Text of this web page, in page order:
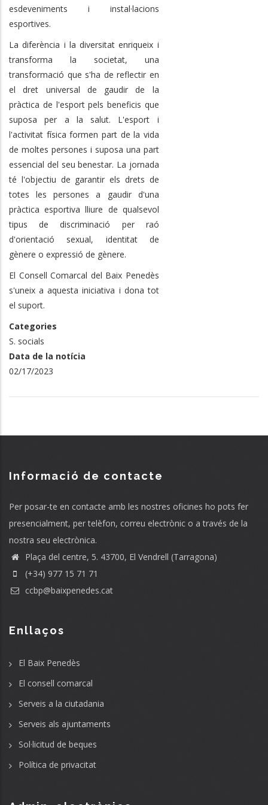
esdeveniments i instal·lacions
esportives.
La diferència i la diversitat enriqueix i
transforma la societat, una
transformació que s'ha de reflectir en
el dret universal de gaudir de la
pràctica de l'esport pels beneficis que
suposa per a la salut. L'esport i
l'activitat física formen part de la vida
de moltes persones i suposa una part
essencial del seu benestar. La jornada
té l'objectiu de garantir els drets de
totes les persones a gaudir d'una
pràctica esportiva lliure de qualsevol
tipus de discriminació per raó
d'orientació sexual, identitat de
gènere o expressió de gènere.
El Consell Comarcal del Baix Penedès
s'uneix a aquesta iniciativa i dona tot
el suport.
Categories
S. socials
Data de la notícia
02/17/2023
Informació de contacte
Per posar-te en contacte amb les nostres oficines ho pots fer
presencialment, per telèfon, correu electrònic o a través de la
nostra seu electrònica.
Plaça del centre, 5. 43700, El Vendrell (Tarragona)
(+34) 977 15 71 71
ccbp@baixpenedes.cat
Enllaços
El Baix Penedès
El consell comarcal
Serveis a la ciutadania
Serveis als ajuntaments
Sol·licitud de beques
Política de privacitat